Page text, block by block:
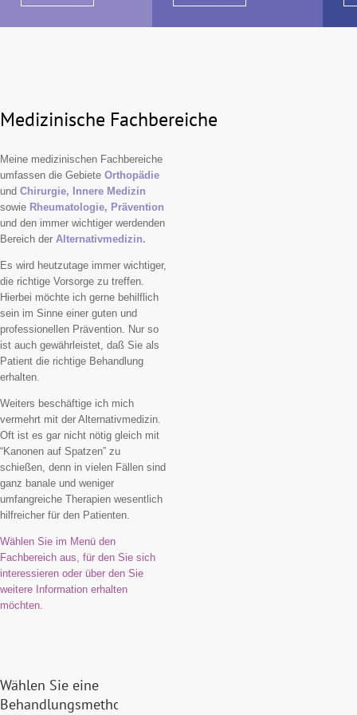
Medizinische Fachbereiche
Meine medizinischen Fachbereiche
umfassen die Gebiete Orthopädie
und Chirurgie,
Innere Medizin
sowie Rheumatologie, Prävention
und den immer wichtiger werdenden
Bereich der Alternativmedizin.
Es wird heutzutage immer wichtiger,
die richtige Vorsorge zu treffen.
Hierbei möchte ich gerne behilflich
sein im Sinne einer guten und
professionellen Prävention. Nur so
ist auch gewährleistet, daß Sie als
Patient die richtige Behandlung
erhalten.
Weiters beschäftige ich mich
vermehrt mit der Alternativmedizin.
Oft ist es gar nicht nötig gleich mit
“Kanonen auf Spatzen” zu
schießen, denn in vielen Fällen sind
ganz banale und weniger
umfangreiche Therapien wesentlich
hilfreicher für den Patienten.
Wählen Sie im Menü den
Fachbereich aus, für den Sie sich
interessieren oder über den Sie
weitere Information erhalten
möchten.
Wählen Sie eine
Behandlungsmethode